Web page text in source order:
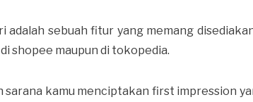
adalah sebuah fitur yang memang
shopee maupun di tokopedia.
sarana kamu menciptakan first impression